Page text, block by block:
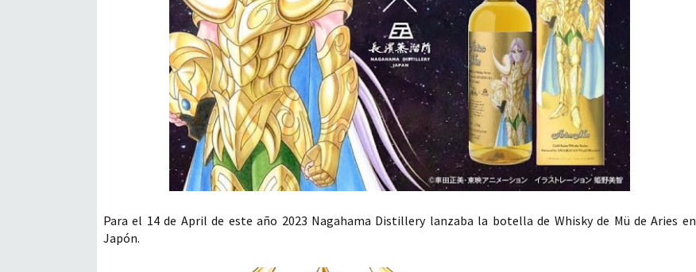
Para el 14 de April de este año 2023 Nagahama Distillery lanzaba la botella de Whisky de Mü de Aries en
Japón.